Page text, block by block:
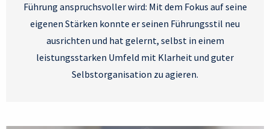
Führung anspruchsvoller wird: Mit dem Fokus auf seine
eigenen Stärken konnte er seinen Führungsstil neu
ausrichten und hat gelernt, selbst in einem
leistungsstarken Umfeld mit Klarheit und guter
Selbstorganisation zu agieren.